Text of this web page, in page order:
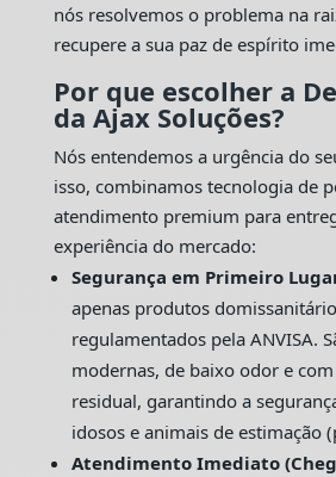
nós resolvemos o problema na
recupere a sua paz de espírito
Por que escolher a
da Ajax Soluções?
Nós entendemos a urgência do
isso, combinamos tecnologia de
atendimento premium para
experiência do mercado:
Segurança em Primeiro
apenas produtos
regulamentados pela ANVISA.
modernas, de baixo odor e
residual, garantindo a
idosos e animais de estimação
Atendimento Imediato